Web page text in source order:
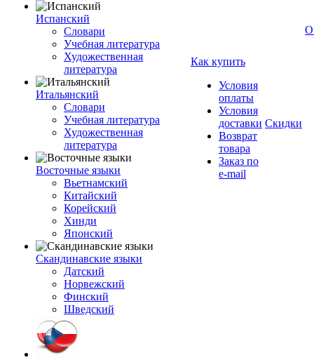
Испанский
Словари
Учебная литература
Художественная
литература
Итальянский
Словари
Учебная литература
Художественная
литература
Восточные языки
Вьетнамский
Китайский
Корейский
Хинди
Японский
Скандинавские языки
Датский
Норвежский
Финский
Шведский
Как купить
Условия
оплаты
Условия
доставки
Возврат
товара
Заказ по
e-mail
Скидки
О